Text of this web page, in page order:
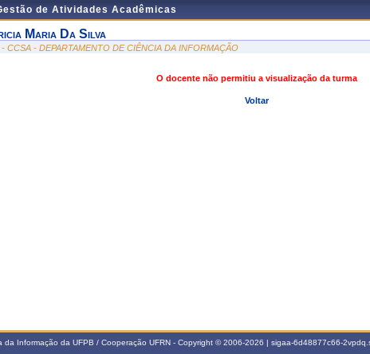
de Atividades Acadêmicas
Maria Da Silva
CCSA - DEPARTAMENTO DE CIÊNCIA DA INFORMAÇÃO
O docente não permitiu a visualização da turma
Voltar
da Informação da UFPB / Cooperação UFRN - Copyright © 2006-2026 | sigaa-6d48877c66-